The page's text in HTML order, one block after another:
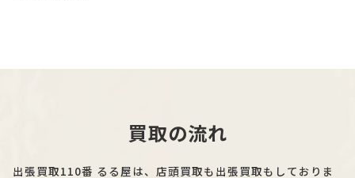
買取の流れ
出張買取110番 るる屋は、店頭買取も出張買取もしておりま